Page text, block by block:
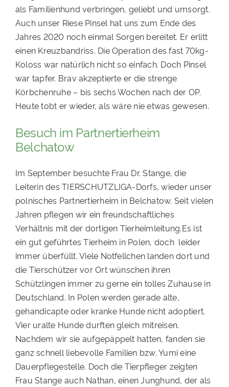
als Familienhund verbringen, geliebt und umsorgt.
Auch unser Riese Pinsel hat uns zum Ende des
Jahres 2020 noch einmal Sorgen bereitet. Er erlitt
einen Kreuzbandriss. Die Operation des fast 70kg-
Koloss war natürlich nicht so einfach. Doch Pinsel
war tapfer. Brav akzeptierte er die strenge
Körbchenruhe – bis sechs Wochen nach der OP.
Heute tobt er wieder, als wäre nie etwas gewesen.
Besuch im Partnertierheim
Belchatow
Im September besuchte Frau Dr. Stange, die
Leiterin des TIERSCHUTZLIGA-Dorfs, wieder unser
polnisches Partnertierheim in Belchatow. Seit vielen
Jahren pflegen wir ein freundschaftliches
Verhältnis mit der dortigen Tierheimleitung.Es ist
ein gut geführtes Tierheim in Polen, doch leider
immer überfüllt. Viele Notfellchen landen dort und
die Tierschützer vor Ort wünschen ihren
Schützlingen immer zu gerne ein tolles Zuhause in
Deutschland. In Polen werden gerade alte,
gehandicapte oder kranke Hunde nicht adoptiert.
Vier uralte Hunde durften gleich mitreisen.
Nachdem wir sie aufgepäppelt hatten, fanden sie
ganz schnell liebevolle Familien bzw. Yumi eine
Dauerpflegestelle. Doch die Tierpfleger zeigten
Frau Stange auch Nathan, einen Junghund, der als